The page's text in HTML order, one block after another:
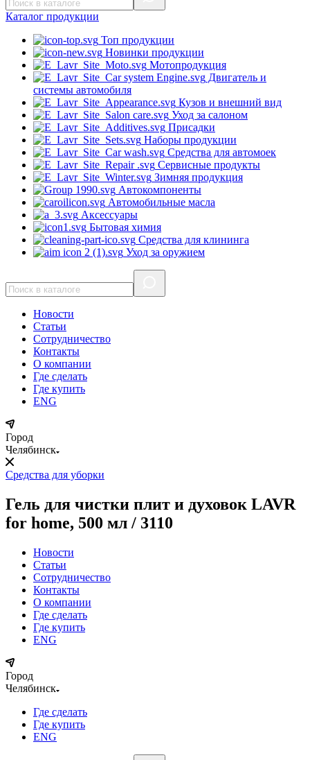
Каталог продукции
Топ продукции
Новинки продукции
Мотопродукция
Двигатель и
системы автомобиля
Кузов и внешний вид
Уход за салоном
Присадки
Наборы продукции
Средства для автомоек
Сервисные продукты
Зимняя продукция
Автокомпоненты
Автомобильные масла
Аксессуары
Бытовая химия
Средства для клининга
Уход за оружием
Новости
Статьи
Сотрудничество
Контакты
О компании
Где сделать
Где купить
ENG
Город
Челябинск
Средства для уборки
Гель для чистки плит и духовок LAVR
for home, 500 мл / 3110
Новости
Статьи
Сотрудничество
Контакты
О компании
Где сделать
Где купить
ENG
Город
Челябинск
Где сделать
Где купить
ENG